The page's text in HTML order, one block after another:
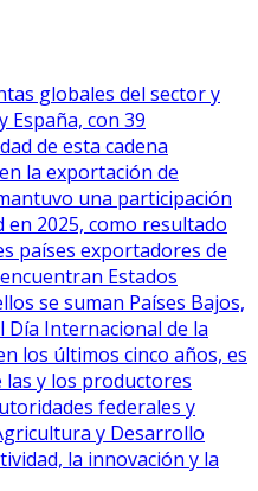
globales del sector y
España, con 39
de esta cadena
la exportación de
una participación
en 2025, como resultado
países exportadores de
Estados
se suman Países Bajos,
Día Internacional de la
los últimos cinco años, es
y los productores
federales y
y Desarrollo
la innovación y la